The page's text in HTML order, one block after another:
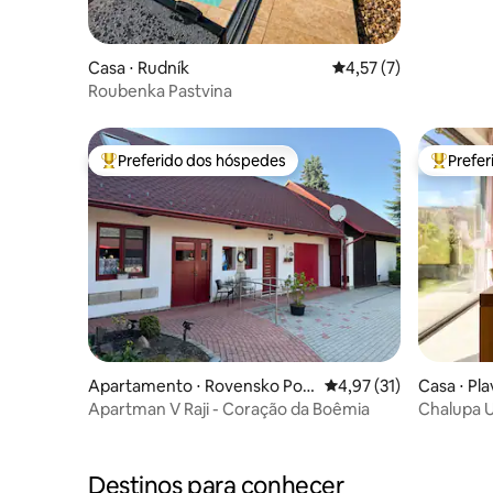
Casa ⋅ Rudník 4,57 de uma
4,57 (7)
Roubenka Pastvina
Entre os melhores preferidos dos hóspedes
Preferido dos hóspedes
Apartamento ⋅ Rovensko Pod
Troskami
4,97 de uma
4,97 (31)
Apartman V Raji - Coração da Boêmia
Entre
Casa ⋅
Chalupa
Destinos para conhecer